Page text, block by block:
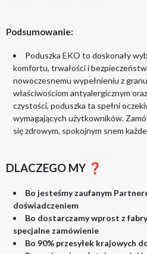
Podsumowanie:
Poduszka EKO to doskonały
komfortu, trwałości i
nowoczesnemu wypełnieniu z
właściwościom antyalergicznym
czystości, poduszka ta spełni
wymagających użytkowników.
się zdrowym, spokojnym snem
DLACZEGO MY ❓
Bo jesteśmy zaufanym
doświadczeniem
Bo dostarczamy wprost z
specjalne zamówienie
Bo 90% przesyłek krajowych